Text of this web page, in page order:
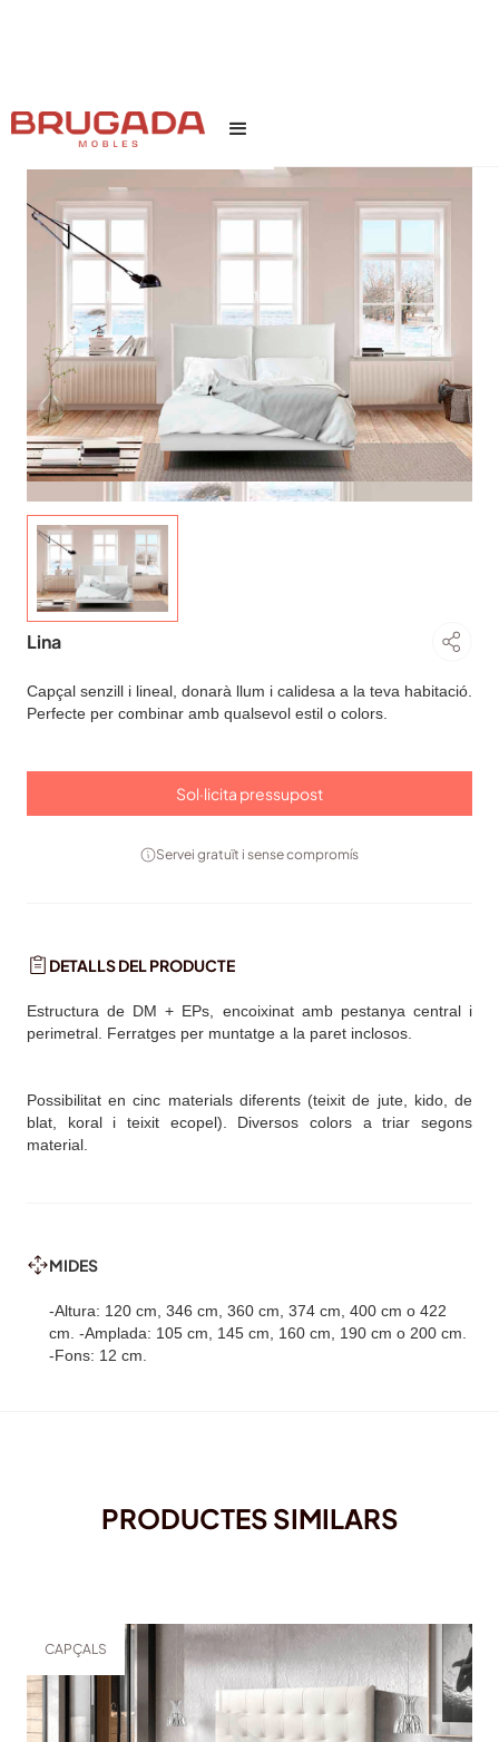
INICI/TEXT LINK/LINA
Lina
Capçal senzill i lineal, donarà llum i calidesa a la teva habitació.
Perfecte per combinar amb qualsevol estil o colors.
Sol·licita pressupost
Servei gratuït i sense compromís
DETALLS DEL PRODUCTE
Estructura de DM + EPs, encoixinat amb pestanya central i
perimetral. Ferratges per muntatge a la paret inclosos.
Possibilitat en cinc materials diferents (teixit de jute, kido, de
blat, koral i teixit ecopel). Diversos colors a triar segons
material.
MIDES
-Altura: 120 cm, 346 cm, 360 cm, 374 cm, 400 cm o 422
cm. -Amplada: 105 cm, 145 cm, 160 cm, 190 cm o 200 cm.
-Fons: 12 cm.
PRODUCTES SIMILARS
CAPÇALS